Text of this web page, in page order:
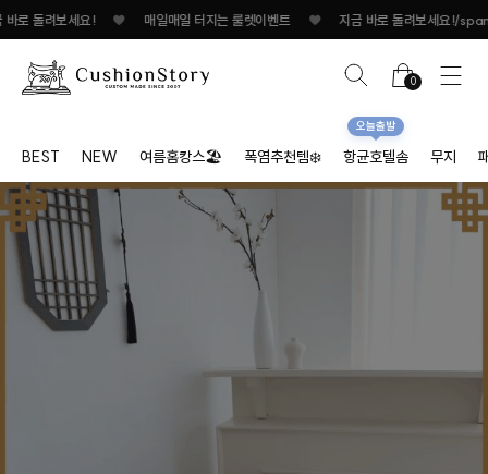
일 터지는 룰렛이벤트 ♥ 지금 바로 돌려보세요! ♥ 매일매일 터지는 룰렛이벤트
0
BEST NEW 여름홈캉스🏖 폭염추천템❄️ 항균호텔솜
오늘출발
무지